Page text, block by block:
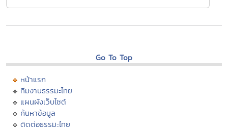
Go To Top
หน้าแรก
ทีมงานธรรมะไทย
แผนผังเว็บไซต์
ค้นหาข้อมูล
ติดต่อธรรมะไทย